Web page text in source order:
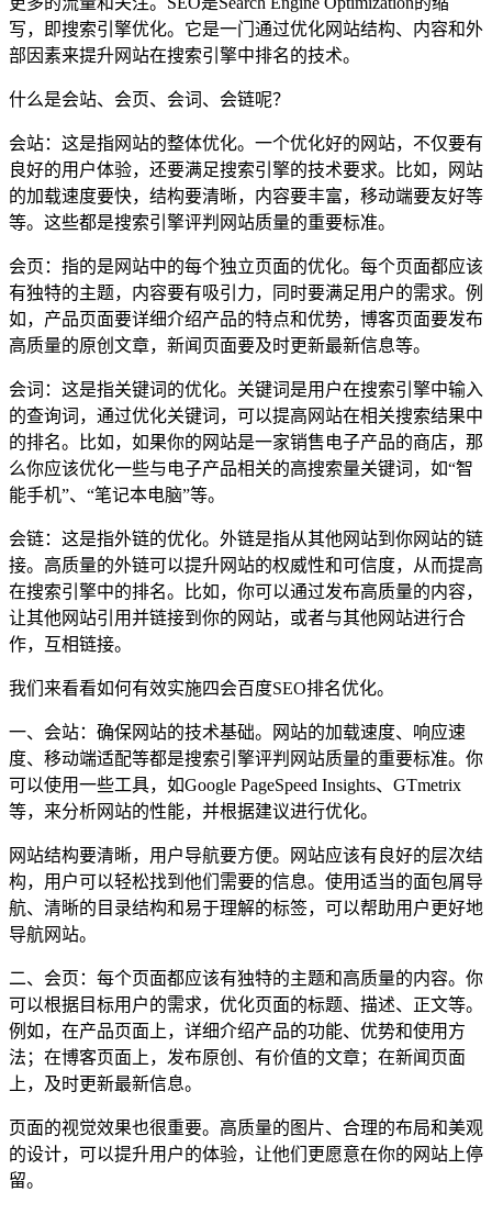
写，即搜索引擎优化。它是一门通过优化网站结构、内容和外
部因素来提升网站在搜索引擎中排名的技术。
什么是会站、会页、会词、会链呢？
会站：这是指网站的整体优化。一个优化好的网站，不仅要有
良好的用户体验，还要满足搜索引擎的技术要求。比如，网站
的加载速度要快，结构要清晰，内容要丰富，移动端要友好等
等。这些都是搜索引擎评判网站质量的重要标准。
会页：指的是网站中的每个独立页面的优化。每个页面都应该
有独特的主题，内容要有吸引力，同时要满足用户的需求。例
如，产品页面要详细介绍产品的特点和优势，博客页面要发布
高质量的原创文章，新闻页面要及时更新最新信息等。
会词：这是指关键词的优化。关键词是用户在搜索引擎中输入
的查询词，通过优化关键词，可以提高网站在相关搜索结果中
的排名。比如，如果你的网站是一家销售电子产品的商店，那
么你应该优化一些与电子产品相关的高搜索量关键词，如“智
能手机”、“笔记本电脑”等。
会链：这是指外链的优化。外链是指从其他网站到你网站的链
接。高质量的外链可以提升网站的权威性和可信度，从而提高
在搜索引擎中的排名。比如，你可以通过发布高质量的内容，
让其他网站引用并链接到你的网站，或者与其他网站进行合
作，互相链接。
我们来看看如何有效实施四会百度SEO排名优化。
一、会站：确保网站的技术基础。网站的加载速度、响应速
度、移动端适配等都是搜索引擎评判网站质量的重要标准。你
可以使用一些工具，如Google PageSpeed Insights、GTmetrix
等，来分析网站的性能，并根据建议进行优化。
网站结构要清晰，用户导航要方便。网站应该有良好的层次结
构，用户可以轻松找到他们需要的信息。使用适当的面包屑导
航、清晰的目录结构和易于理解的标签，可以帮助用户更好地
导航网站。
二、会页：每个页面都应该有独特的主题和高质量的内容。你
可以根据目标用户的需求，优化页面的标题、描述、正文等。
例如，在产品页面上，详细介绍产品的功能、优势和使用方
法；在博客页面上，发布原创、有价值的文章；在新闻页面
上，及时更新最新信息。
页面的视觉效果也很重要。高质量的图片、合理的布局和美观
的设计，可以提升用户的体验，让他们更愿意在你的网站上停
留。